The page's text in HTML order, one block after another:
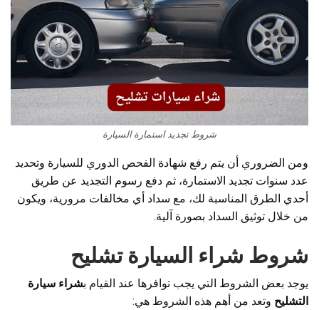
شروط تجديد استمارة السيارة
ومن الضروري أن يتم رفع شهادة الفحص الدوري للسيارة وتحديد
عدد سنوات تجديد الاستمارة، ثم دفع رسوم التجديد عن طريق
أحدي الطرق المناسبة لك، مع سداد أي مخالفات مرورية، ويكون
من خلال توثيق السداد بصورة آلية.
شروط شراء السيارة تشليح
يوجد بعض الشروط التي يجب توافرها عند القيام بشراء سيارة
التشليح وتعد من أهم هذه الشروط هي: